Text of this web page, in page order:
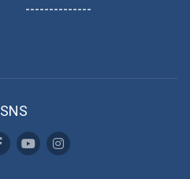
--------------
SNS